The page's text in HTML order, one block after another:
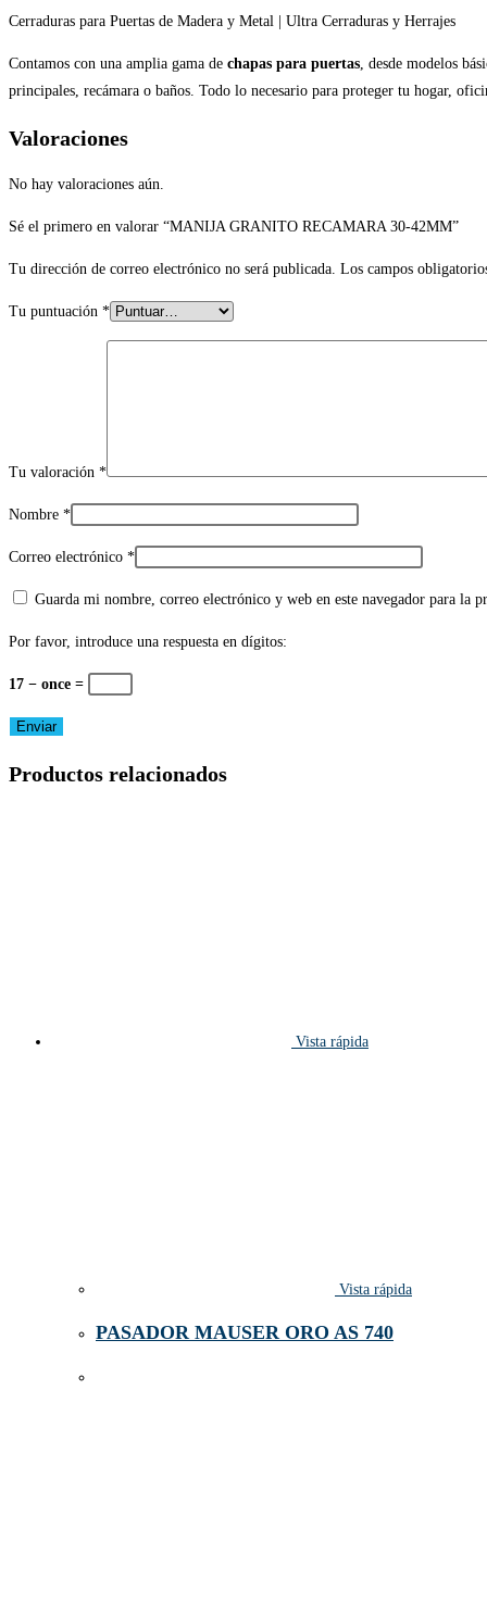
Cerraduras para Puertas de Madera y Metal | Ultra Cerraduras y Herrajes
Contamos con una amplia gama de chapas para puertas, desde modelos
principales, recámara o baños. Todo lo necesario para proteger tu hogar,
Valoraciones
No hay valoraciones aún.
Sé el primero en valorar “MANIJA GRANITO RECAMARA 30-42MM”
Tu dirección de correo electrónico no será publicada. Los campos
Tu puntuación *
Tu valoración *
Nombre *
Correo electrónico *
Guarda mi nombre, correo electrónico y web en este navegador para la
Por favor, introduce una respuesta en dígitos:
17 − once =
Productos relacionados
Vista rápida
Vista rápida
PASADOR MAUSER ORO AS 740